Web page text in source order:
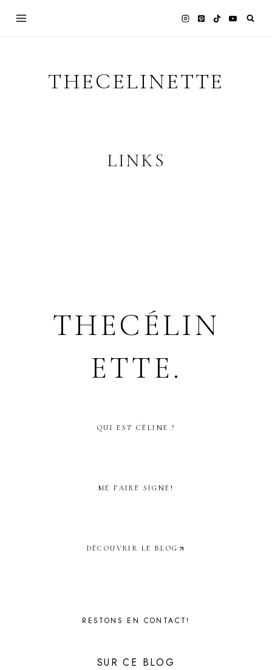
THECELINETTE
LINKS
THECÉLIN
ETTE.
QUI EST CÉLINE ?
ME FAIRE SIGNE!
DÉCOUVRIR LE BLOG
RESTONS EN CONTACT!
SUR CE BLOG